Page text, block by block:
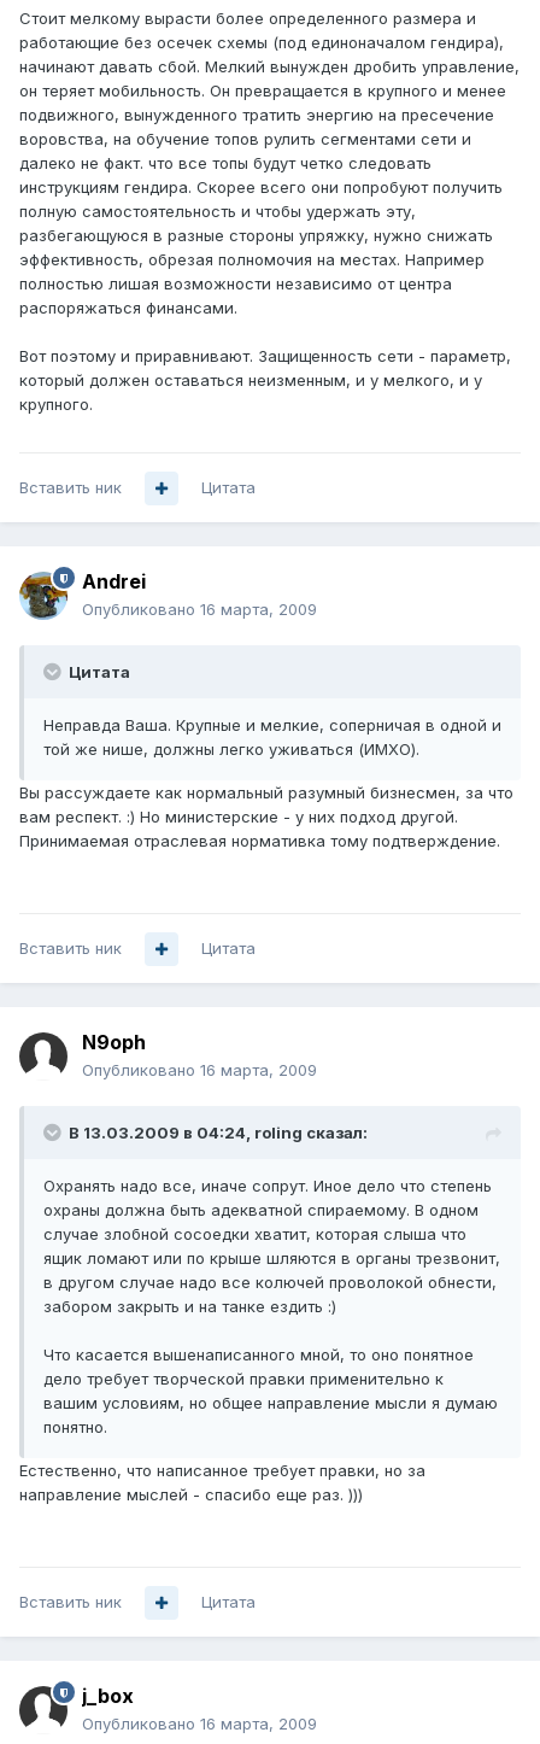
Стоит мелкому вырасти более определенного размера и
работающие без осечек схемы (под единоначалом гендира),
начинают давать сбой. Мелкий вынужден дробить управление,
он теряет мобильность. Он превращается в крупного и менее
подвижного, вынужденного тратить энергию на пресечение
воровства, на обучение топов рулить сегментами сети и
далеко не факт. что все топы будут четко следовать
инструкциям гендира. Скорее всего они попробуют получить
полную самостоятельность и чтобы удержать эту,
разбегающуюся в разные стороны упряжку, нужно снижать
эффективность, обрезая полномочия на местах. Например
полностью лишая возможности независимо от центра
распоряжаться финансами.
Вот поэтому и приравнивают. Защищенность сети - параметр,
который должен оставаться неизменным, и у мелкого, и у
крупного.
Вставить ник Цитата
Andrei
Опубликовано 16 марта, 2009
Цитата
Неправда Ваша. Крупные и мелкие, соперничая в одной и
той же нише, должны легко уживаться (ИМХО).
Вы рассуждаете как нормальный разумный бизнесмен, за что
вам респект. :) Но министерские - у них подход другой.
Принимаемая отраслевая нормативка тому подтверждение.
Вставить ник Цитата
N9oph
Опубликовано 16 марта, 2009
В 13.03.2009 в 04:24, roling сказал:
Охранять надо все, иначе сопрут. Иное дело что степень
охраны должна быть адекватной спираемому. В одном
случае злобной сосоедки хватит, которая слыша что
ящик ломают или по крыше шляются в органы трезвонит,
в другом случае надо все колючей проволокой обнести,
забором закрыть и на танке ездить :)
Что касается вышенаписанного мной, то оно понятное
дело требует творческой правки применительно к
вашим условиям, но общее направление мысли я думаю
понятно.
Естественно, что написанное требует правки, но за
направление мыслей - спасибо еще раз. )))
Вставить ник Цитата
j_box
Опубликовано 16 марта, 2009